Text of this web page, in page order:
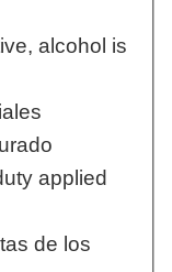
alcohol is
applied
de los